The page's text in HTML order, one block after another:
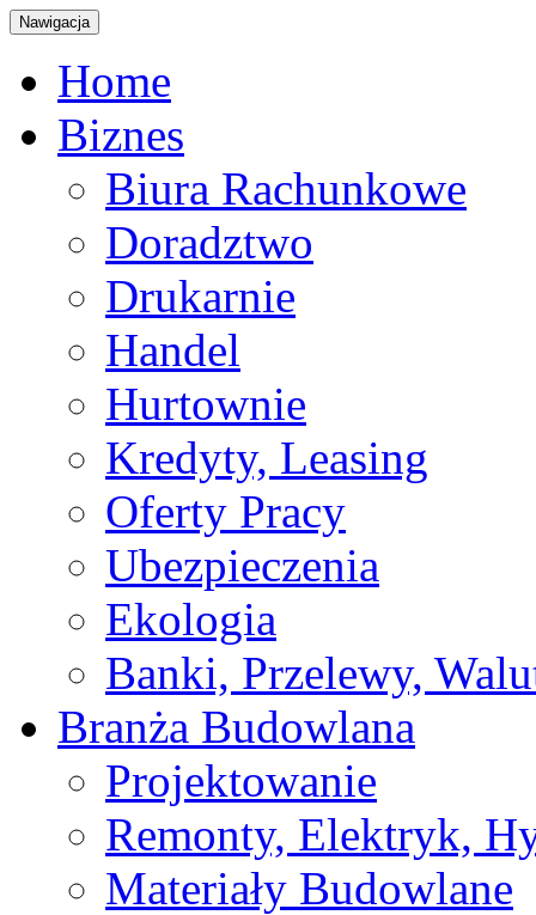
Nawigacja
Home
Biznes
Biura Rachunkowe
Doradztwo
Drukarnie
Handel
Hurtownie
Kredyty, Leasing
Oferty Pracy
Ubezpieczenia
Ekologia
Banki, Przelewy,
Branża Budowlana
Projektowanie
Remonty, Elektryk,
Materiały Budowlane